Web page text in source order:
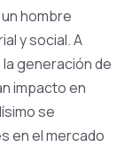
hombre
y social. A
generación de
impacto en
se
en el mercado